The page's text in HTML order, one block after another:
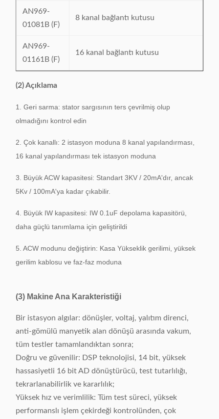
AN969-
01081B (F)
8 kanal bağlantı kutusu
AN969-
01161B (F)
16 kanal bağlantı kutusu
(2) Açıklama
1. Geri sarma: stator sargısının ters çevrilmiş olup
olmadığını kontrol edin
2. Çok kanallı: 2 istasyon moduna 8 kanal yapılandırması,
16 kanal yapılandırması tek istasyon moduna
3. Büyük ACW kapasitesi: Standart 3KV / 20mA'dır, ancak
5Kv / 100mA'ya kadar çıkabilir.
4. Büyük IW kapasitesi: IW 0.1uF depolama kapasitörü,
daha güçlü tanımlama için geliştirildi
5. ACW modunu değiştirin: Kasa Yükseklik gerilimi, yüksek
gerilim kablosu ve faz-faz moduna
(3) Makine Ana Karakteristiği
Bir istasyon algılar: dönüşler, voltaj, yalıtım direnci,
anti-gömülü manyetik alan dönüşü arasında vakum,
tüm testler tamamlandıktan sonra;
Doğru ve güvenilir: DSP teknolojisi, 14 bit, yüksek
hassasiyetli 16 bit AD dönüştürücü, test tutarlılığı,
tekrarlanabilirlik ve kararlılık;
Yüksek hız ve verimlilik: Tüm test süreci, yüksek
performanslı işlem çekirdeği kontrolünden, çok